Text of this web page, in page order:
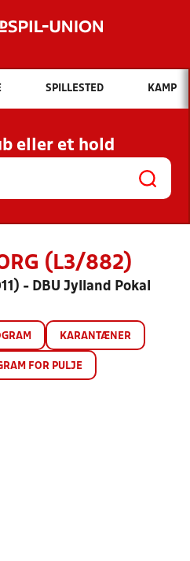
Hvad vil du søge efter?
INDHOLD OG NYHEDER
KLUBBER OG
SPILLESTED KAMP
eller et hold
(L3/882)
- DBU Jylland Pokal
KARANTÆNER
FOR PULJE